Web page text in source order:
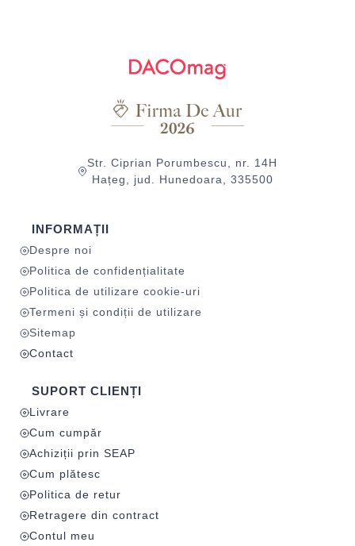
Str. Ciprian Porumbescu, nr. 14H
Hațeg, jud. Hunedoara, 335500
INFORMAȚII
Despre noi
Politica de confidențialitate
Politica de utilizare cookie-uri
Termeni și condiții de utilizare
Sitemap
Contact
SUPORT CLIENȚI
Livrare
Cum cumpăr
Achiziții prin SEAP
Cum plătesc
Politica de retur
Retragere din contract
Contul meu